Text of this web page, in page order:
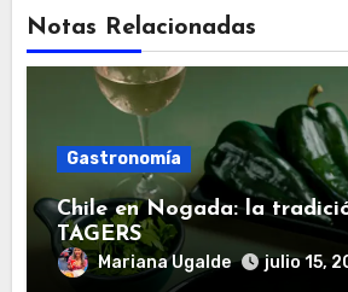
Notas Relacionadas
Gastronomía
Chile en Nogada: la
TAGERS
Mariana Ugalde julio 15,